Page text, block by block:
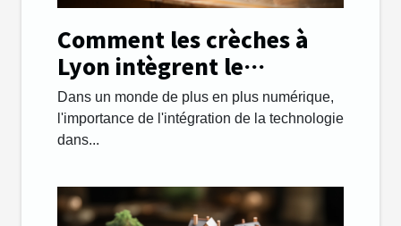
Comment les crèches à
Lyon intègrent le
numérique pour l'éveil
des enfants
Dans un monde de plus en plus numérique,
l'importance de l'intégration de la technologie
dans...